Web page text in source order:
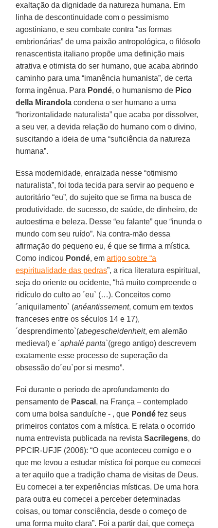
exaltação da dignidade da natureza humana. Em
linha de descontinuidade com o pessimismo
agostiniano, e seu combate contra “as formas
embrionárias” de uma paixão antropológica, o filósofo
renascentista italiano propõe uma definição mais
atrativa e otimista do ser humano, que acaba abrindo
caminho para uma “imanência humanista”, de certa
forma ingênua. Para Pondé, o humanismo de Pico
della Mirandola condena o ser humano a uma
“horizontalidade naturalista” que acaba por dissolver,
a seu ver, a devida relação do humano com o divino,
suscitando a ideia de uma “suficiência da natureza
humana”.
Essa modernidade, enraizada nesse “otimismo
naturalista”, foi toda tecida para servir ao pequeno e
autoritário “eu”, do sujeito que se firma na busca de
produtividade, de sucesso, de saúde, de dinheiro, de
autoestima e beleza. Desse “eu falante” que “inunda o
mundo com seu ruído”. Na contra-mão dessa
afirmação do pequeno eu, é que se firma a mística.
Como indicou Pondé, emartigo sobre “a
espiritualidade das pedras”, a rica literatura espiritual,
seja do oriente ou ocidente, “há muito compreende o
ridículo do culto ao ´eu` (…). Conceitos como
´aniquilamento` (anéantissement, comum em textos
franceses entre os séculos 14 e 17),
´desprendimento`(abegescheidenheit, em alemão
medieval) e ´aphalé panta`(grego antigo) descrevem
exatamente esse processo de superação da
obsessão do´eu`por si mesmo”.
Foi durante o periodo de aprofundamento do
pensamento de Pascal , na França – contemplado
com uma bolsa sanduíche - , que Pondé fez seus
primeiros contatos com a mística. E relata o ocorrido
numa entrevista publicada na revistaSacrilegens, do
PPCIR-UFJF (2006): “O que aconteceu comigo e o
que me levou a estudar mística foi porque eu comecei
a ter aquilo que a tradição chama de visitas de Deus.
Eu comecei a ter experiências místicas. De uma hora
para outra eu comecei a perceber determinadas
coisas, ou tomar consciência, desde o começo de
uma forma muito clara”. Foi a partir daí, que começa